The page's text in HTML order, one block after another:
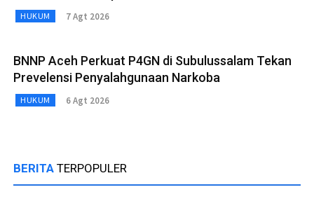
HUKUM 7 Agt 2026
BNNP Aceh Perkuat P4GN di Subulussalam Tekan
Prevelensi Penyalahgunaan Narkoba
HUKUM 6 Agt 2026
BERITA TERPOPULER